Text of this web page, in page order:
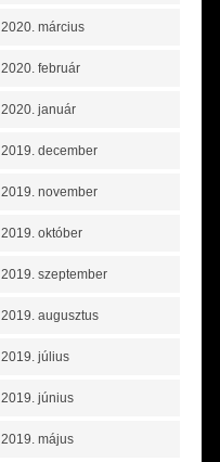
2020. március
2020. február
2020. január
2019. december
2019. november
2019. október
2019. szeptember
2019. augusztus
2019. július
2019. június
2019. május